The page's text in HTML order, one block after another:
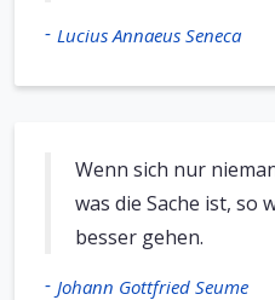
- Lucius Annaeus Seneca
Wenn sich nur
was die Sache ist, so
besser gehen.
- Johann Gottfried Seume